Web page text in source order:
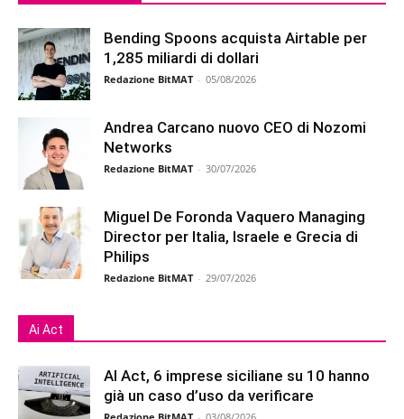
Bending Spoons acquista Airtable per
1,285 miliardi di dollari
Redazione BitMAT - 05/08/2026
Andrea Carcano nuovo CEO di Nozomi
Networks
Redazione BitMAT - 30/07/2026
Miguel De Foronda Vaquero Managing
Director per Italia, Israele e Grecia di
Philips
Redazione BitMAT - 29/07/2026
Ai Act
AI Act, 6 imprese siciliane su 10 hanno
già un caso d’uso da verificare